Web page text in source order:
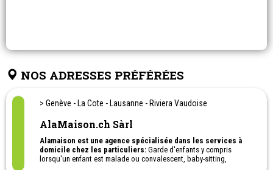
NOS ADRESSES PRÉFÉRÉES
> Genève - La Cote - Lausanne - Riviera Vaudoise
AlaMaison.ch Sàrl
Alamaison est une agence spécialisée dans les services à
domicile chez les particuliers: Garde d'enfants y compris
lorsqu'un enfant est malade ou convalescent, baby-sitting,